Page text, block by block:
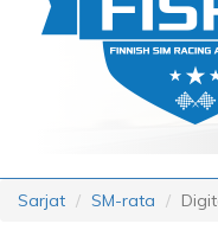
Sarjat SM-rata